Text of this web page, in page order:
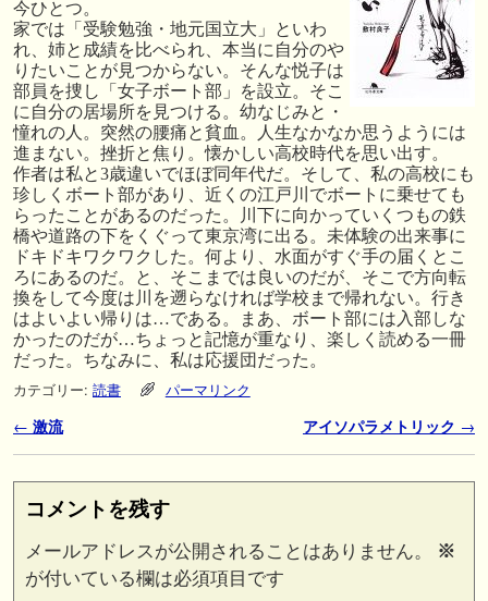
今ひとつ。
家では「受験勉強・地元国立大」といわ
れ、姉と成績を比べられ、本当に自分のや
りたいことが見つからない。そんな悦子は
部員を捜し「女子ボート部」を設立。そこ
に自分の居場所を見つける。幼なじみと・
憧れの人。突然の腰痛と貧血。人生なかなか思うようには
進まない。挫折と焦り。懐かしい高校時代を思い出す。
作者は私と3歳違いでほぼ同年代だ。そして、私の高校にも
珍しくボート部があり、近くの江戸川でボートに乗せても
らったことがあるのだった。川下に向かっていくつもの鉄
橋や道路の下をくぐって東京湾に出る。未体験の出来事に
ドキドキワクワクした。何より、水面がすぐ手の届くとこ
ろにあるのだ。と、そこまでは良いのだが、そこで方向転
換をして今度は川を遡らなければ学校まで帰れない。行き
はよいよい帰りは…である。まあ、ボート部には入部しな
かったのだが…ちょっと記憶が重なり、楽しく読める一冊
だった。ちなみに、私は応援団だった。
カテゴリー: 読書 パーマリンク
投稿ナビゲーション
← 激流 アイソパラメトリック →
コメントを残す
メールアドレスが公開されることはありません。
※
が付いている欄は必須項目です